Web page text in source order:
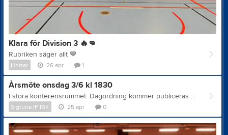
Klara för Division 3 🔥 👊
Rubriken säger allt 💙
Herrar 26 apr 1
Årsmöte onsdag 3/6 kl 1830
I stora konferensrummet. Dagordning kommer publiceras på hemsidan senast 3 veckor innan mötet. Motioner ska vara styrelsen tillhanda senast 4 veckor innan årsmötet. Verksamhetsberättelse, årsredovisning/årsbokslut, revisorernas berättelse, verksamhetsplan med budget samt styrelsens förslag och inkomna motioner med styrelsens yttrande presenteras på Årsmötet, men finns tillgängliga för medlemmar en vecka före årsmötet. För att ta del av dessa dokument innan årsmötet kontakta Sekreterare Mattias Söderlund på mattias_soderlund@telia.com
Sigtuna IF IBK 25 apr 0